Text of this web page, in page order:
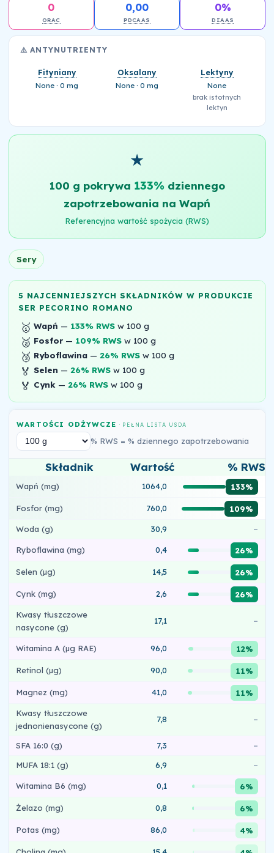
0
ORAC
0,00
PDCAAS
0%
DIAAS
⚠️ ANTYNUTRIENTY
Fityniany
None · 0 mg
Oksalany
None · 0 mg
Lektyny
None
brak istotnych
lektyn
★
100 g pokrywa 133%dziennego
zapotrzebowania na Wapń
Referencyjna wartość spożycia (RWS)
Sery
5 NAJCENNIEJSZYCH SKŁADNIKÓW W PRODUKCIE
SER PECORINO ROMANO
🥇 Wapń — 133% RWSw 100 g
🥈 Fosfor— 109% RWSw 100 g
🥉 Ryboflawina— 26% RWSw 100 g
🏅 Selen — 26% RWSw 100 g
🏅 Cynk— 26% RWSw 100 g
WARTOŚCI ODŻYWCZE· PEŁNA LISTA USDA
% RWS = % dziennego zapotrzebowania
Składnik Wartość % RWS
Wapń (mg) 1064,0 133%
Fosfor (mg) 760,0 109%
Woda (g) 30,9 –
Ryboflawina (mg) 0,4 26%
Selen (µg) 14,5 26%
Cynk (mg) 2,6 26%
Kwasy tłuszczowe
nasycone (g)
17,1 –
Witamina A (µg RAE) 96,0 12%
Retinol (µg) 90,0 11%
Magnez (mg) 41,0 11%
Kwasy tłuszczowe
jednonienasycone (g)
7,8 –
SFA 16:0 (g) 7,3
–
MUFA 18:1 (g)
6,9 –
Witamina B6 (mg) 0,1 6%
Żelazo (mg) 0,8 6%
Potas (mg) 86,0 4%